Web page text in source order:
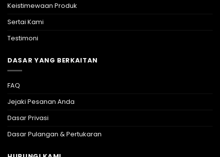
Keistimewaan Produk
Sertai Kami
Testimoni
DASAR YANG BERKAITAN
FAQ
Jejaki Pesanan Anda
Dasar Privasi
Dasar Pulangan & Pertukaran